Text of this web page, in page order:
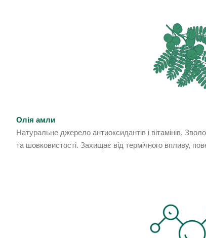
Олія амли
Натуральне джерело антиоксидантів і вітамінів.
та шовковистості. Захищає від термічного впливу,